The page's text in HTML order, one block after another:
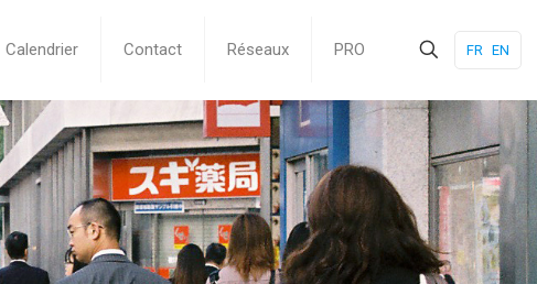
Calendrier Contact Réseaux PRO FR EN